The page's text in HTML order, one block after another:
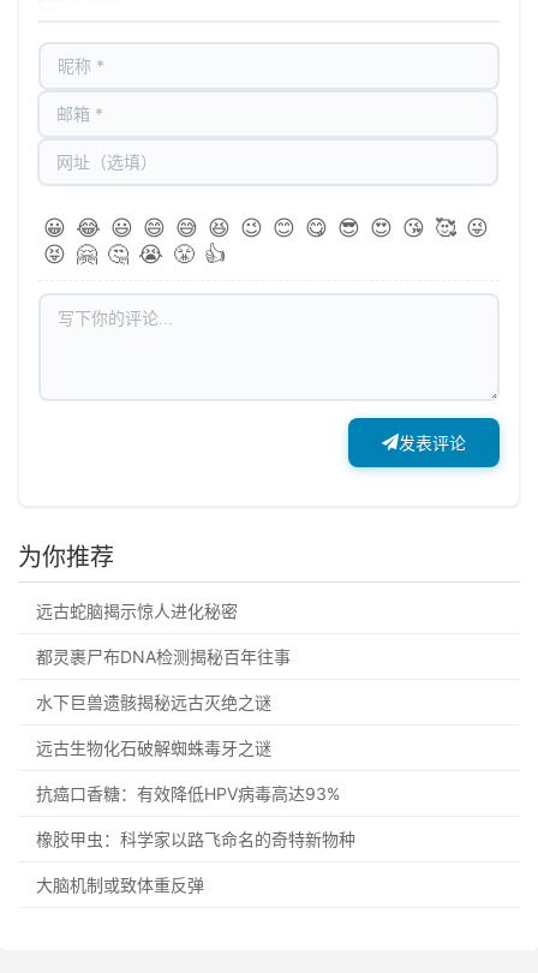
😀 😂 😃 😄 😅 😆 😉 😊 😋 😎 😍 😘 🥰 😜
😝 🤗 🤔 😭 😤 👍
发表评论
为你推荐
远古蛇脑揭示惊人进化秘密
都灵裹尸布DNA检测揭秘百年往事
水下巨兽遗骸揭秘远古灭绝之谜
远古生物化石破解蜘蛛毒牙之谜
抗癌口香糖：有效降低HPV病毒高达93%
橡胶甲虫：科学家以路飞命名的奇特新物种
大脑机制或致体重反弹